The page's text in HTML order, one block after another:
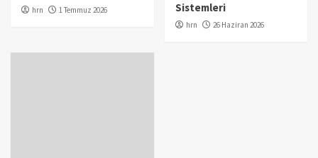
hrn 1 Temmuz 2026
Sistemleri
hrn 26 Haziran 2026